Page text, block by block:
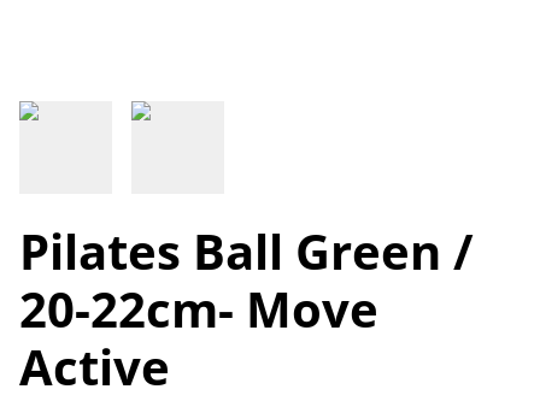
Pilates Ball Green /
20-22cm- Move
Active